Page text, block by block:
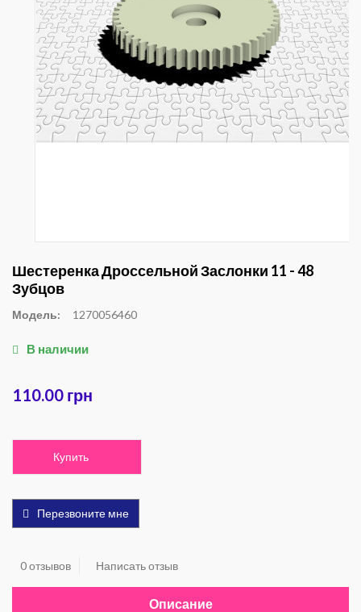
Шестеренка Дроссельной Заслонки 11 - 48
Зубцов
Модель: 1270056460
В наличии
110.00 грн
Купить
Перезвоните мне
0 отзывов Написать отзыв
Описание